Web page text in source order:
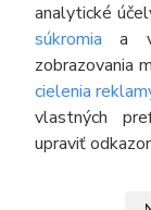
(Po-
analytické
súkromia a v
zobrazovania
cielenia
vlastných
upraviť